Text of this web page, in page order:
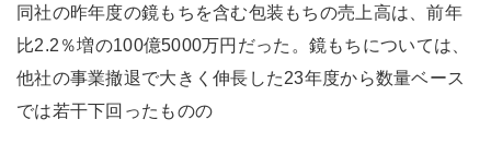
同社の昨年度の鏡もちを含む包装もちの売上高は、前年
比2.2％増の100億5000万円だった。鏡もちについては、
他社の事業撤退で大きく伸長した23年度から数量ベース
では若干下回ったものの